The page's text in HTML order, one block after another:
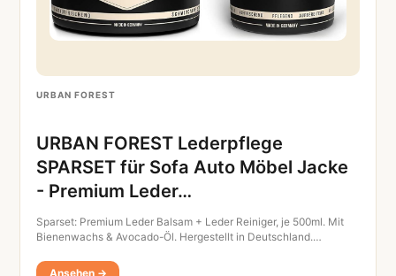
URBAN FOREST
URBAN FOREST Lederpflege
SPARSET für Sofa Auto Möbel Jacke
- Premium Leder…
Sparset: Premium Leder Balsam + Leder Reiniger, je 500ml. Mit
Bienenwachs & Avocado-Öl. Hergestellt in Deutschland.…
Ansehen →